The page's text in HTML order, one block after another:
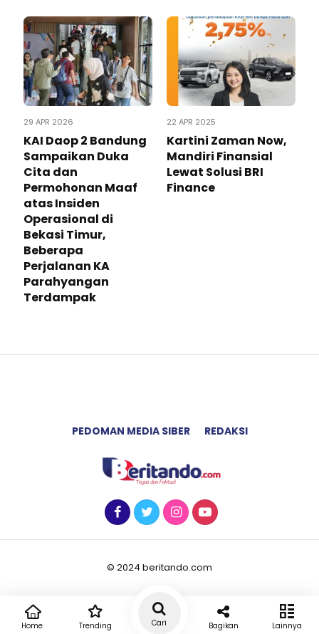
29 APR 2026
KAI Daop 2 Bandung
Sampaikan Duka
Cita dan
Permohonan Maaf
atas Insiden
Operasional di
Bekasi Timur,
Beberapa
Perjalanan KA
Parahyangan
Terdampak
22 APR 2025
Kartini Zaman Now,
Mandiri Finansial
Lewat Solusi BRI
Finance
PEDOMAN MEDIA SIBER REDAKSI
© 2024 beritando.com
Home Trending Cari Bagikan Lainnya